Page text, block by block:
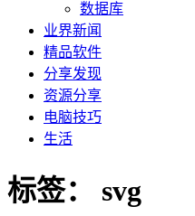
数据库
业界新闻
精品软件
分享发现
资源分享
电脑技巧
生活
标签： svg